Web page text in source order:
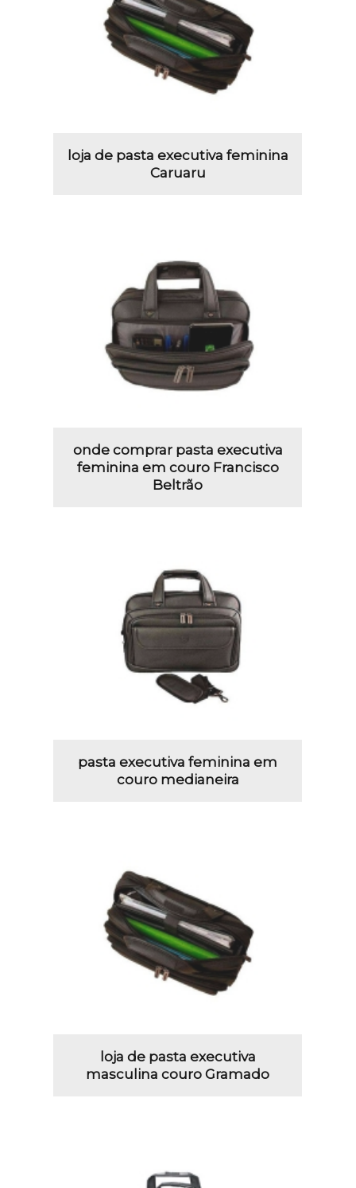
loja de pasta executiva feminina
Caruaru
onde comprar pasta executiva
feminina em couro Francisco
Beltrão
pasta executiva feminina em
couro medianeira
loja de pasta executiva
masculina couro Gramado